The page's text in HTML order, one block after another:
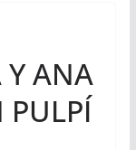
Y ANA
PULPÍ